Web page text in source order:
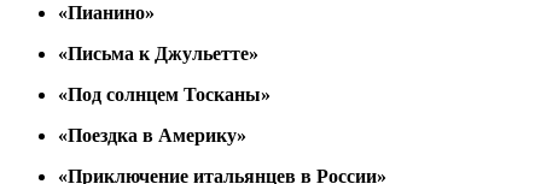
«Пианино»
«Письма к Джульетте»
«Под солнцем Тосканы»
«Поездка в Америку»
«Приключение итальянцев в России»